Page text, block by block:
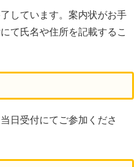
しています。案内状がお手
て氏名や住所を記載するこ
日受付にてご参加くださ